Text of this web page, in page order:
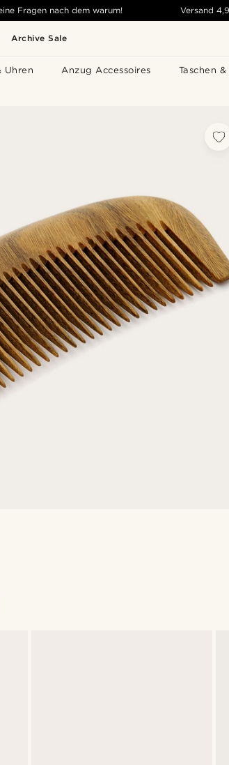
Archive Sale
Uhren Anzug Accessoires Taschen
Fragen nach dem warum! Versand